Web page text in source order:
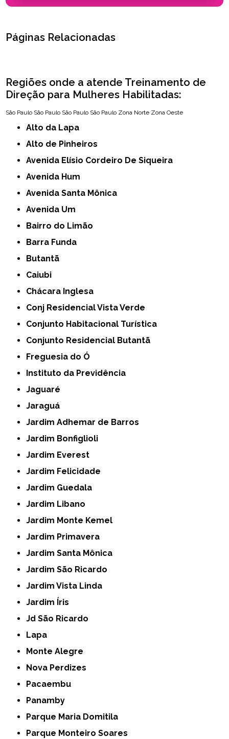
Páginas Relacionadas
Regiões onde a atende Treinamento de
Direção para Mulheres Habilitadas:
São Paulo São Paulo São Paulo São Paulo Zona Norte Zona Oeste
Alto da Lapa
Alto de Pinheiros
Avenida Elísio Cordeiro De Siqueira
Avenida Hum
Avenida Santa Mônica
Avenida Um
Bairro do Limão
Barra Funda
Butantã
Caiubi
Chácara Inglesa
Conj Residencial Vista Verde
Conjunto Habitacional Turística
Conjunto Residencial Butantã
Freguesia do Ó
Instituto da Previdência
Jaguaré
Jaraguá
Jardim Adhemar de Barros
Jardim Bonfiglioli
Jardim Everest
Jardim Felicidade
Jardim Guedala
Jardim Libano
Jardim Monte Kemel
Jardim Primavera
Jardim Santa Mônica
Jardim São Ricardo
Jardim Vista Linda
Jardim Íris
Jd São Ricardo
Lapa
Monte Alegre
Nova Perdizes
Pacaembu
Panamby
Parque Maria Domitila
Parque Monteiro Soares